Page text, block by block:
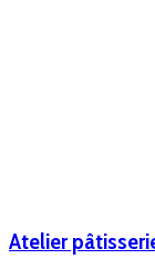
Atelier